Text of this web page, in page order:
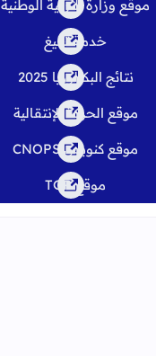
موقع وزارة التربية الوطنية
خدمة تبليغ
نتائج البكالوريا 2025
موقع الحركة الإنتقالية
موقع كنوبس CNOPS
موقع TGR